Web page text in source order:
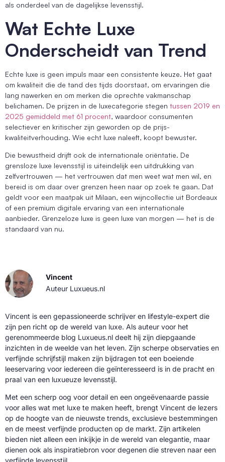
als onderdeel van de dagelijkse levensstijl.
Wat Echte Luxe
Onderscheidt van Trend
Echte luxe is geen impuls maar een consistente keuze. Het gaat
om kwaliteit die de tand des tijds doorstaat, om ervaringen die
lang nawerken en om merken die oprechte vakmanschap
belichamen. De prijzen in de luxecategorie stegen tussen 2019 en
2025 gemiddeld met 61 procent, waardoor consumenten
selectiever en kritischer zijn geworden op de prijs-
kwaliteitverhouding. Wie echt luxe naleeft, koopt bewuster.
Die bewustheid drijft ook de internationale oriëntatie. De
grensloze luxe levensstijl is uiteindelijk een uitdrukking van
zelfvertrouwen — het vertrouwen dat men weet wat men wil, en
bereid is om daar over grenzen heen naar op zoek te gaan. Dat
geldt voor een maatpak uit Milaan, een wijncollectie uit Bordeaux
of een premium digitale ervaring van een internationale
aanbieder. Grenzeloze luxe is geen luxe van morgen — het is de
standaard van nu.
Vincent
Auteur Luxueus.nl
Vincent is een gepassioneerde schrijver en lifestyle-expert die
zijn pen richt op de wereld van luxe. Als auteur voor het
gerenommeerde blog Luxueus.nl deelt hij zijn diepgaande
inzichten in de weelde van het leven. Zijn scherpe observaties en
verfijnde schrijfstijl maken zijn bijdragen tot een boeiende
leeservaring voor iedereen die geïnteresseerd is in de pracht en
praal van een luxueuze levensstijl.
Met een scherp oog voor detail en een ongeëvenaarde passie
voor alles wat met luxe te maken heeft, brengt Vincent de lezers
op de hoogte van de nieuwste trends, exclusieve bestemmingen
en de meest verfijnde producten op de markt. Zijn artikelen
bieden niet alleen een inkijkje in de wereld van elegantie, maar
dienen ook als inspiratiebron voor degenen die streven naar een
verfijnde levensstijl.